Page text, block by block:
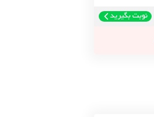
نوبت بگیرید